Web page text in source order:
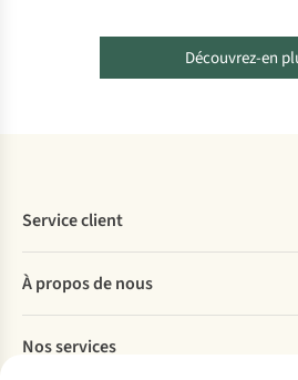
Découvrez-en
Service client
Commander
Payer
Livraison
À propos de nous
Explore More
Nos services